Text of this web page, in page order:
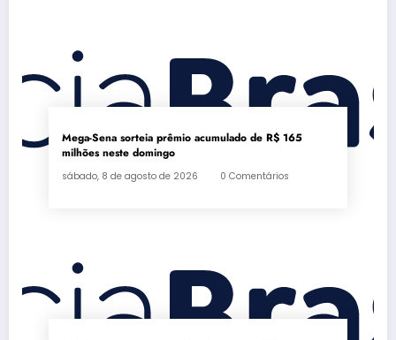
Mega-Sena sorteia prêmio acumulado de R$ 165
milhões neste domingo
sábado, 8 de agosto de 2026 0 Comentários